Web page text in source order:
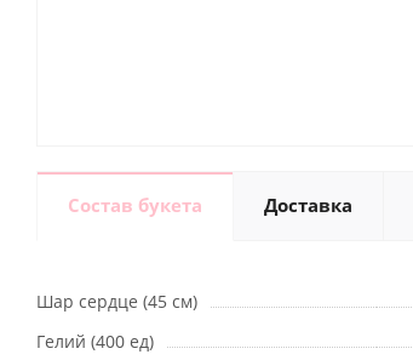
Состав букета Доставка
Шар сердце (45 см)
Гелий (400 ед)